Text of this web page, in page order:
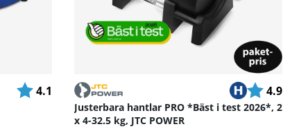
Betyg:
4.1 utav 5 stjärnor Betyg:
4.9
Justerbara hantlar PRO *Bäst i test 2026*, 2
x 4-32.5 kg, JTC POWER